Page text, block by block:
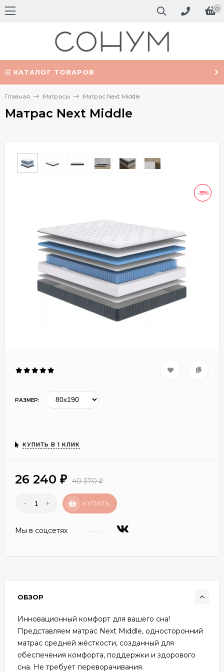
0
КАТАЛОГ ТОВАРОВ
Главная Матрасы Матрас Next Middle
Матрас Next Middle
-35%
РАЗМЕР:
КУПИТЬ В 1 КЛИК
26 240 ₽ 40 370₽
- + КУПИТЬ
Мы в соцсетях
ОБЗОР
Инновационный комфорт для вашего сна!
Представляем матрас Next Middle, односторонний
матрас средней жёсткости, созданный для
обеспечения комфорта, поддержки и здорового
сна. Не требует переворачивания.